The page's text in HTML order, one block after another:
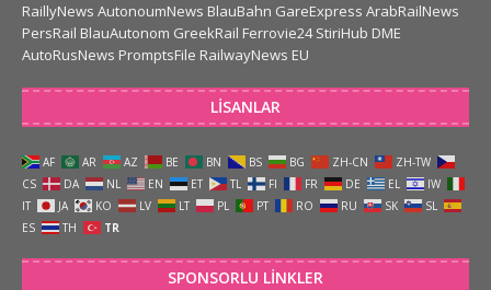
RaillyNews AutonoumNews BlauBahn GareExpress ArabRailNews
PersRail BlauAutonom GreekRail Ferrovie24 StiriHub DME
AutoRusNews PromptsFile RailwayNews EU
LISANLAR
AF AR AZ BE BN BS BG ZH-CN
ZH-TW
CS
DA NL EN ET TL FI FR DE EL
IW
IT
JA KO LV LT PL PT RO RU SK
SL
ES
TH TR
SPONSORLU LINKLER